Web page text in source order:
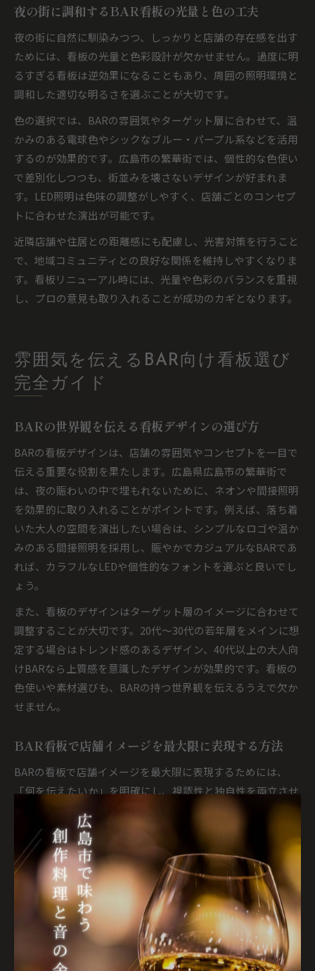
夜の街に調和するBAR看板の光量と色の工夫
夜の街に自然に馴染みつつ、しっかりと店舗の存在感を出す
ためには、看板の光量と色彩設計が欠かせません。過度に明
るすぎる看板は逆効果になることもあり、周囲の照明環境と
調和した適切な明るさを選ぶことが大切です。
色の選択では、BARの雰囲気やターゲット層に合わせて、温
かみのある電球色やシックなブルー・パープル系などを活用
するのが効果的です。広島市の繁華街では、個性的な色使い
で差別化しつつも、街並みを壊さないデザインが好まれま
す。LED照明は色味の調整がしやすく、店舗ごとのコンセプ
トに合わせた演出が可能です。
近隣店舗や住居との距離感にも配慮し、光害対策を行うこと
で、地域コミュニティとの良好な関係を維持しやすくなりま
す。看板リニューアル時には、光量や色彩のバランスを重視
し、プロの意見も取り入れることが成功のカギとなります。
雰囲気を伝えるBAR向け看板選び
完全ガイド
BARの世界観を伝える看板デザインの選び方
BARの看板デザインは、店舗の雰囲気やコンセプトを一目で
伝える重要な役割を果たします。広島県広島市の繁華街で
は、夜の賑わいの中で埋もれないために、ネオンや間接照明
を効果的に取り入れることがポイントです。例えば、落ち着
いた大人の空間を演出したい場合は、シンプルなロゴや温か
みのある間接照明を採用し、賑やかでカジュアルなBARであ
れば、カラフルなLEDや個性的なフォントを選ぶと良いでし
ょう。
また、看板のデザインはターゲット層のイメージに合わせて
調整することが大切です。20代〜30代の若年層をメインに想
定する場合はトレンド感のあるデザイン、40代以上の大人向
けBARなら上質感を意識したデザインが効果的です。看板の
色使いや素材選びも、BARの持つ世界観を伝えるうえで欠か
せません。
BAR看板で店舗イメージを最大限に表現する方法
BARの看板で店舗イメージを最大限に表現するためには、
「何を伝えたいか」を明確にし、視認性と独自性を両立させ
ることが重要です。広島市内の繁華街では、周辺店舗との差
別化が集客力アップのカギとなります。たとえば、看板に店
舗のロゴやシグネチャーカクテルのイラストを盛り込むこと
で、BARの特徴を直感的に伝えることが可能です。
看板の光り方や設置場所もイメージを左右します。正面だけ
でなく、路地からも見えやすい位置に設置したり、夜間に遠
くからでも目を引く照明を使うと効果的です。さらに、店内
の雰囲気と看板のデザインを統一することで、初めての来店